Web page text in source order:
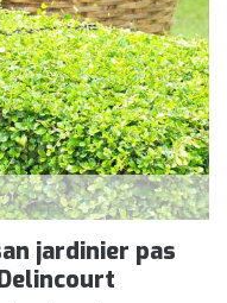
jardinier pas